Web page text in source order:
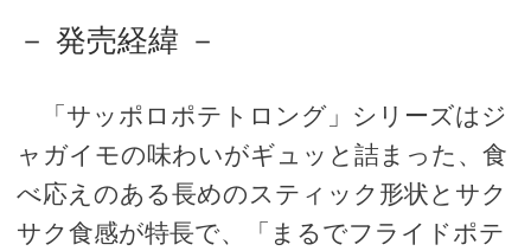
－ 発売経緯 －
「サッポロポテトロング」シリーズはジ
ャガイモの味わいがギュッと詰まった、食
べ応えのある長めのスティック形状とサク
サク食感が特長で、「まるでフライドポテ